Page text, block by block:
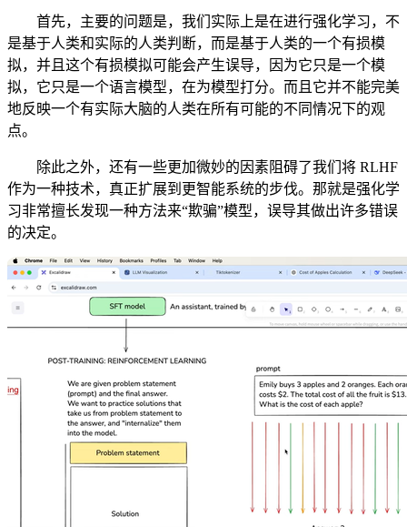
首先，主要的问题是，我们实际上是在进行强化学习，不
是基于人类和实际的人类判断，而是基于人类的一个有损模
拟，并且这个有损模拟可能会产生误导，因为它只是一个模
拟，它只是一个语言模型，在为模型打分。而且它并不能完美
地反映一个有实际大脑的人类在所有可能的不同情况下的观
点。
除此之外，还有一些更加微妙的因素阻碍了我们将 RLHF
作为一种技术，真正扩展到更智能系统的步伐。那就是强化学
习非常擅长发现一种方法来“欺骗”模型，误导其做出许多错误
的决定。